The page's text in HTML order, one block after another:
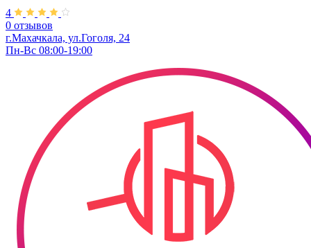
4
0 отзывов
г.Махачкала, ул.Гоголя, 24
Пн-Вс 08:00-19:00